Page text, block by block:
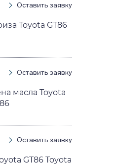
Оставить заявку
Toyota GT86
Оставить заявку
масла Toyota
Оставить заявку
GT86 Toyota